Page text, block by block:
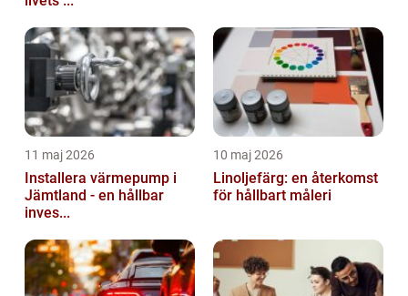
11 maj 2026
Installera värmepump i
Jämtland - en hållbar
inves...
10 maj 2026
Linoljefärg: en återkomst
för hållbart måleri